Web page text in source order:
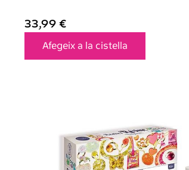
33,99 €
Afegeix a la cistella